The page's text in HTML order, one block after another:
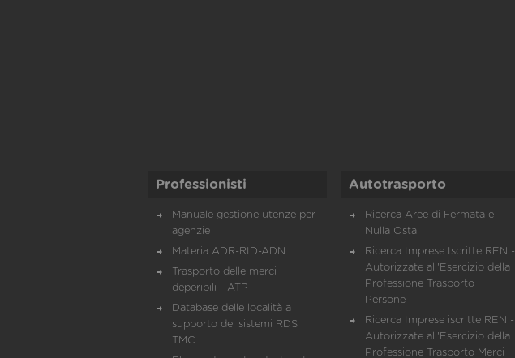
Professionisti
Manuale gestione utenze per
agenzie
Materia ADR-RID-ADN
Trasporto delle merci
deperibili - ATP
Database delle località a
supporto dei sistemi RDS
TMC
Autotrasporto
Ricerca Aree di Fermata e
Nulla Osta
Ricerca Imprese Iscritte REN -
Autorizzate all'Esercizio della
Professione Trasporto
Persone
Ricerca Imprese iscritte REN -
Autorizzate all'Esercizio della
Professione Trasporto Merci